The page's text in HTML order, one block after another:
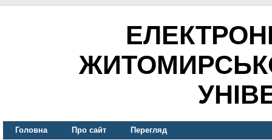
Головна Про сайт Перегляд